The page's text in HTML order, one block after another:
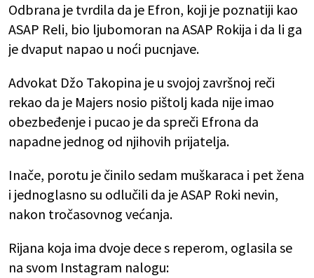
Odbrana je tvrdila da je Efron, koji je poznatiji kao
ASAP Reli, bio ljubomoran na ASAP Rokija i da li ga
je dvaput napao u noći pucnjave.
Advokat Džo Takopina je u svojoj završnoj reči
rekao da je Majers nosio pištolj kada nije imao
obezbeđenje i pucao je da spreči Efrona da
napadne jednog od njihovih prijatelja.
Inače, porotu je činilo sedam muškaraca i pet žena
i jednoglasno su odlučili da je ASAP Roki nevin,
nakon tročasovnog većanja.
Rijana koja ima dvoje dece s reperom, oglasila se
na svom Instagram nalogu: